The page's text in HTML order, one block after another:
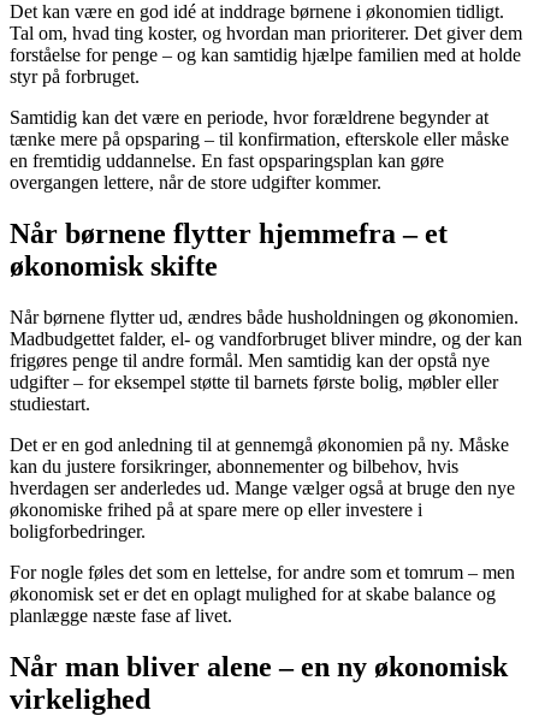
Det kan være en god idé at inddrage børnene i økonomien tidligt.
Tal om, hvad ting koster, og hvordan man prioriterer. Det giver dem
forståelse for penge – og kan samtidig hjælpe familien med at holde
styr på forbruget.
Samtidig kan det være en periode, hvor forældrene begynder at
tænke mere på opsparing – til konfirmation, efterskole eller måske
en fremtidig uddannelse. En fast opsparingsplan kan gøre
overgangen lettere, når de store udgifter kommer.
Når børnene flytter hjemmefra – et
økonomisk skifte
Når børnene flytter ud, ændres både husholdningen og økonomien.
Madbudgettet falder, el- og vandforbruget bliver mindre, og der kan
frigøres penge til andre formål. Men samtidig kan der opstå nye
udgifter – for eksempel støtte til barnets første bolig, møbler eller
studiestart.
Det er en god anledning til at gennemgå økonomien på ny. Måske
kan du justere forsikringer, abonnementer og bilbehov, hvis
hverdagen ser anderledes ud. Mange vælger også at bruge den nye
økonomiske frihed på at spare mere op eller investere i
boligforbedringer.
For nogle føles det som en lettelse, for andre som et tomrum – men
økonomisk set er det en oplagt mulighed for at skabe balance og
planlægge næste fase af livet.
Når man bliver alene – en ny økonomisk
virkelighed